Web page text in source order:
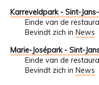
Karreveldpark - Sint-
Einde van de
Bevindt zich in News
Marie-Josépark - Sint-
Einde van de
Bevindt zich in News